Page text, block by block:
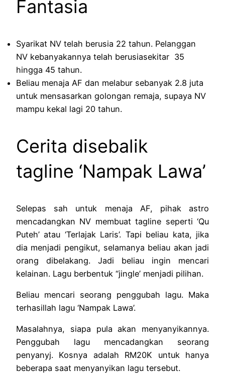
Fantasia
Syarikat NV telah berusia 22 tahun. Pelanggan
NV kebanyakannya telah berusiasekitar 35
hingga 45 tahun.
Beliau menaja AF dan melabur sebanyak 2.8 juta
untuk mensasarkan golongan remaja, supaya NV
mampu kekal lagi 20 tahun.
Cerita disebalik
tagline ‘Nampak Lawa’
Selepas sah untuk menaja AF, pihak astro
mencadangkan NV membuat tagline seperti ‘Qu
Puteh’ atau ‘Terlajak Laris’. Tapi beliau kata, jika
dia menjadi pengikut, selamanya beliau akan jadi
orang dibelakang. Jadi beliau ingin mencari
kelainan. Lagu berbentuk “jingle’ menjadi pilihan.
Beliau mencari seorang penggubah lagu. Maka
terhasillah lagu ‘Nampak Lawa’.
Masalahnya, siapa pula akan menyanyikannya.
Penggubah lagu mencadangkan seorang
penyanyj. Kosnya adalah RM20K untuk hanya
beberapa saat menyanyikan lagu tersebut.